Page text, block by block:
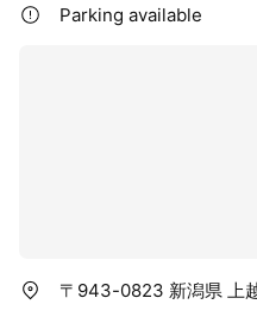
Parking available
〒943-0823 新潟県 上